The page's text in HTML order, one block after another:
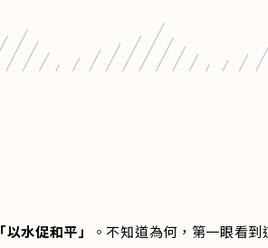
「以水促和平」
。不知道為何，第一眼看